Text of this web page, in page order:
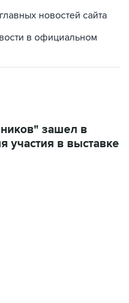
новостей сайта
в официальном
зашел в
участия в выставке